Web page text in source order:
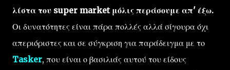
λίστα του super market μόλις περάσουμε απ' έξω.
Οι δυνατότητες είναι πάρα πολλές αλλά σίγουρα όχι
απεριόριστες και σε σύγκριση για παράδειγμα με το
Tasker, που είναι ο βασιλιάς αυτού του είδους